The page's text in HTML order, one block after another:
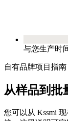
与您生产时
自有品牌项目指南
从样品到批
您可以从 Kssmi